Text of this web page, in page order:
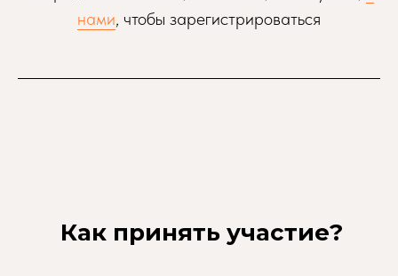
нами, чтобы зарегистрироваться
Как принять участие?